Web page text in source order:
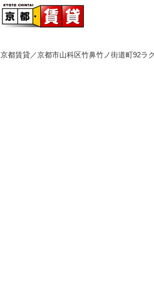
京都賃貸／京都市山科区竹鼻竹ノ街道町92ラ